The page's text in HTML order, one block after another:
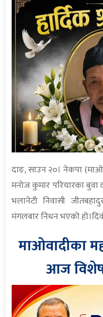
दाङ, साउन २०। नेकपा
मनोज कुमार परियारका बुवा
भलानेटी निवासी
मंगलबार निधन भएको
माओवादीका
आज विशेष